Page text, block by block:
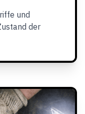
und
der